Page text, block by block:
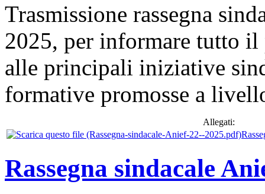
Trasmissione rassegna
2025, per informare tutto il
alle principali iniziative
formative promosse a
Allegati:
Rassegna sindacale